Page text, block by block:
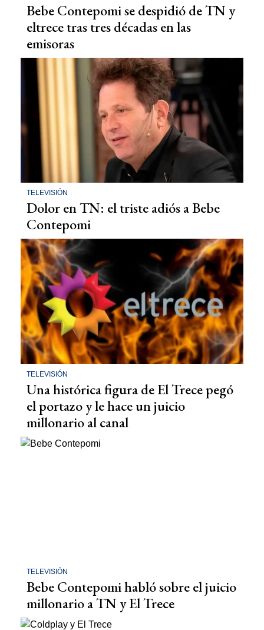
Bebe Contepomi se despidió de TN y
eltrece tras tres décadas en las
emisoras
TELEVISIÓN
Dolor en TN: el triste adiós a Bebe
Contepomi
TELEVISIÓN
Una histórica figura de El Trece pegó
el portazo y le hace un juicio
millonario al canal
TELEVISIÓN
Bebe Contepomi habló sobre el juicio
millonario a TN y El Trece